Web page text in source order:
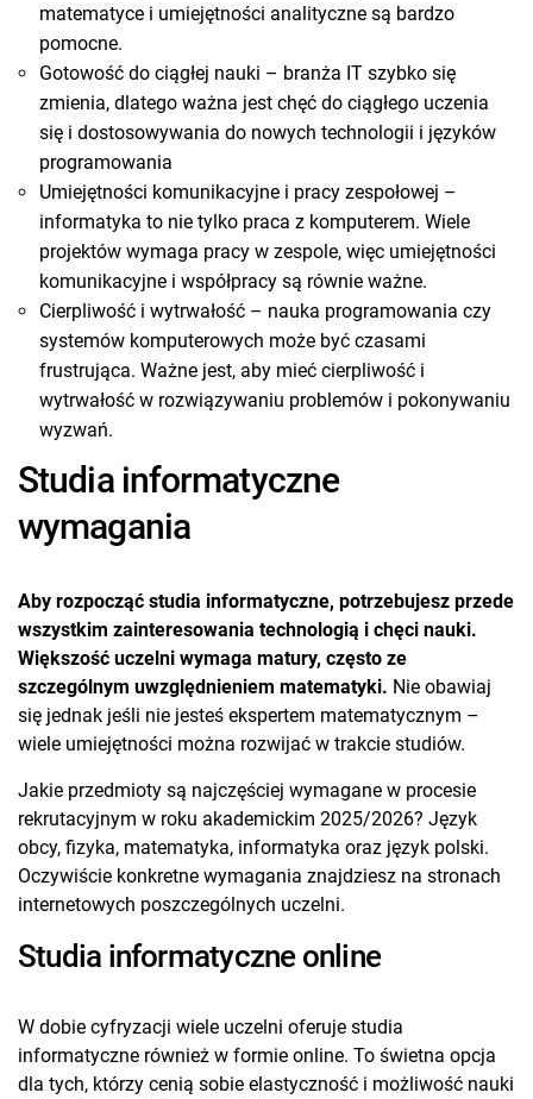
matematyce i umiejętności analityczne są bardzo
pomocne.
Gotowość do ciągłej nauki – branża IT szybko się
zmienia, dlatego ważna jest chęć do ciągłego uczenia
się i dostosowywania do nowych technologii i języków
programowania
Umiejętności komunikacyjne i pracy zespołowej –
informatyka to nie tylko praca z komputerem. Wiele
projektów wymaga pracy w zespole, więc umiejętności
komunikacyjne i współpracy są równie ważne.
Cierpliwość i wytrwałość – nauka programowania czy
systemów komputerowych może być czasami
frustrująca. Ważne jest, aby mieć cierpliwość i
wytrwałość w rozwiązywaniu problemów i pokonywaniu
wyzwań.
Studia informatyczne
wymagania
Aby rozpocząć studia informatyczne, potrzebujesz przede
wszystkim zainteresowania technologią i chęci nauki.
Większość uczelni wymaga matury, często ze
szczególnym uwzględnieniem matematyki. Nie obawiaj
się jednak jeśli nie jesteś ekspertem matematycznym –
wiele umiejętności można rozwijać w trakcie studiów.
Jakie przedmioty są najczęściej wymagane w procesie
rekrutacyjnym w roku akademickim 2025/2026? Język
obcy, fizyka, matematyka, informatyka oraz język polski.
Oczywiście konkretne wymagania znajdziesz na stronach
internetowych poszczególnych uczelni.
Studia informatyczne online
W dobie cyfryzacji wiele uczelni oferuje studia
informatyczne również w formie online. To świetna opcja
dla tych, którzy cenią sobie elastyczność i możliwość nauki